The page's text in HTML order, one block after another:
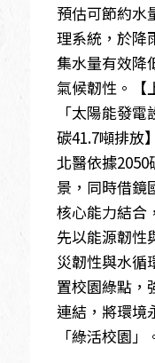
預估可節約水
理系統，於降
集水量有效降
氣候韌性。【
「太陽能發
碳41.7噸排放】
北醫依據
景，同時借鏡
核心能力結合
先以能源韌性
災韌性與水循
置校園綠點，
連結，將環境
「綠活校園」